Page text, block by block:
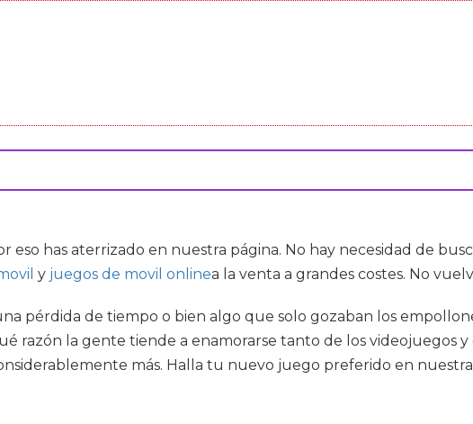
eso has aterrizado en nuestra página. No hay necesidad de
y juegos de movil onlinea la venta a grandes costes. No
pérdida de tiempo o bien algo que solo gozaban los
razón la gente tiende a enamorarse tanto de los videojuegos
más. Halla tu nuevo juego preferido en